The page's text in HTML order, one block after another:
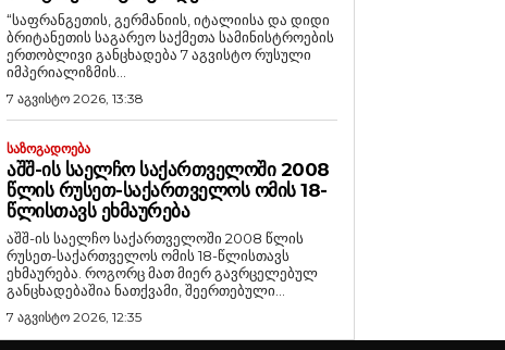
“საფრანგეთის, გერმანიის, იტალიისა და დიდი
ბრიტანეთის საგარეო საქმეთა სამინისტროების
ერთობლივი განცხადება 7 აგვისტო რუსული
იმპერიალიზმის...
7 აგვისტო 2026, 13:38
ᲡᲐᲖᲝᲒᲐᲓᲝᲔᲑᲐ
ᲐᲨᲨ-ᲘᲡ ᲡᲐᲔᲚᲩᲝ ᲡᲐᲥᲐᲠᲗᲕᲔᲚᲝᲨᲘ 2008
ᲬᲚᲘᲡ ᲠᲣᲡᲔᲗ-ᲡᲐᲥᲐᲠᲗᲕᲔᲚᲝᲡ ᲝᲛᲘᲡ 18-
ᲬᲚᲘᲡᲗᲐᲕᲡ ᲔᲮᲛᲐᲣᲠᲔᲑᲐ
აშშ-ის საელჩო საქართველოში 2008 წლის
რუსეთ-საქართველოს ომის 18-წლისთავს
ეხმაურება. როგორც მათ მიერ გავრცელებულ
განცხადებაშია ნათქვამი, შეერთებული...
7 აგვისტო 2026, 12:35